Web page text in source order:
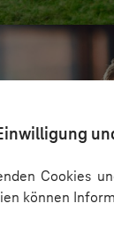
Cookies
können